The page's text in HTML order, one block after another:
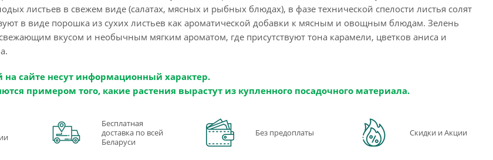
листьев в свежем виде (салатах, мясных и рыбных блюдах), в фазе технической спелости листья солят
в виде порошка из сухих листьев как ароматической добавки к мясным и овощным блюдам. Зелень
вкусом и необычным мягким ароматом, где присутствуют тона карамели, цветков аниса и
на сайте несут информационный характер.
примером того, какие растения вырастут из купленного посадочного материала.
Бесплатная
доставка по всей
Беларуси
Без предоплаты Скидки и Акции